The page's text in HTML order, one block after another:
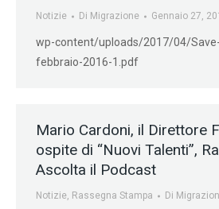
Notizie Di Migrazione Gennaio 27,
wp-content/uploads/2017/04/
febbraio-2016-1.pdf
Mario Cardoni, il Direttore
ospite di “Nuovi Talenti”,
Ascolta il Podcast
Notizie, Rassegna Stampa Di